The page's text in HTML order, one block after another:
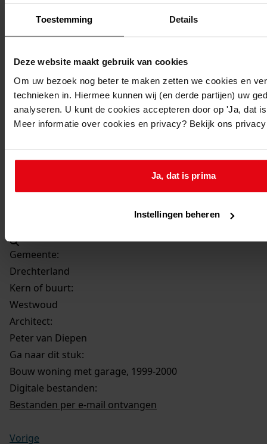
Toestemming Details
Deze website maakt gebruik van cookies
Om uw bezoek nog beter te maken zetten we cookies en
technieken in. Hiermee kunnen wij (en derde partijen) uw
analyseren. U kunt de cookies accepteren door op 'Ja, dat
Meer informatie over cookies en privacy? Bekijk ons
Ja, dat is prima
Instellingen beheren
Bouw woning met garage
14-01-2000
Adres:
Westwoud, Laantje 1a
Perceel:
Gemeente:
Drechterland
Kern of buurt:
Westwoud
Architect:
Peter van Diepen
Ga naar dit stuk:
Bouw woning met garage, 1999-2000
Digitale bestanden:
Bestanden per e-mail ontvangen
Vorige